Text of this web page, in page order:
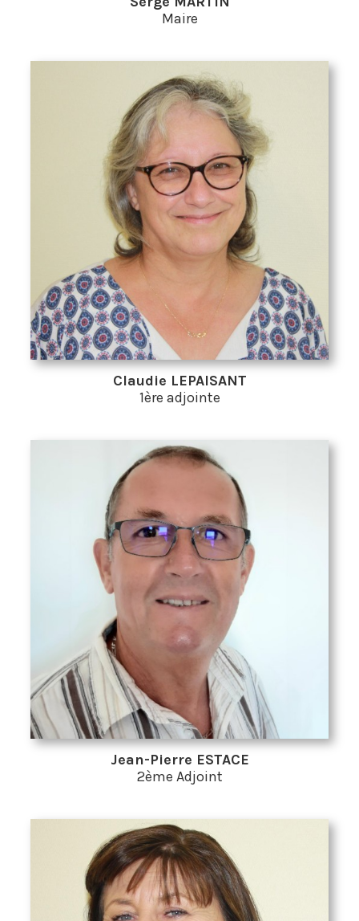
Maire
Claudie LEPAISANT
1ère adjointe
Jean-Pierre ESTACE
2ème Adjoint